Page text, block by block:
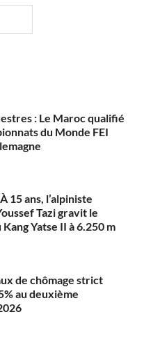
: Le Maroc qualifié
du Monde FEI
15 ans, l’alpiniste
Tazi gravit le
Yatse II à 6.250 m
de chômage strict
au deuxième